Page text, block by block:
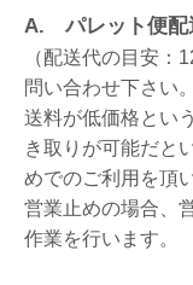
A. パレット便配
（配送代の目安
問い合わせ下さい。
送料が低価格とい
き取りが可能だと
めでのご利用を頂
営業止めの場合、
作業を行います。